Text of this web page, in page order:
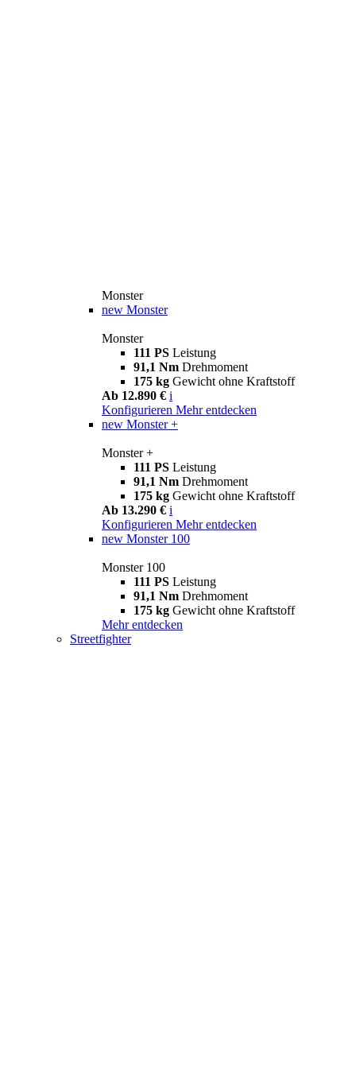
Monster
new Monster
Monster
111 PS Leistung
91,1 Nm Drehmoment
175 kg Gewicht ohne Kraftstoff
Ab 12.890 € i
Konfigurieren Mehr entdecken
new Monster +
Monster +
111 PS Leistung
91,1 Nm Drehmoment
175 kg Gewicht ohne Kraftstoff
Ab 13.290 € i
Konfigurieren Mehr entdecken
new Monster 100
Monster 100
111 PS Leistung
91,1 Nm Drehmoment
175 kg Gewicht ohne Kraftstoff
Mehr entdecken
Streetfighter